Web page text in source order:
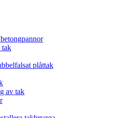
tak
plåttak
av tak